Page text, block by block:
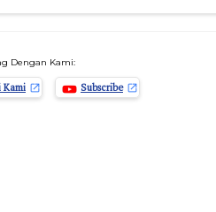
Dengan Kami:
Kami Subscribe